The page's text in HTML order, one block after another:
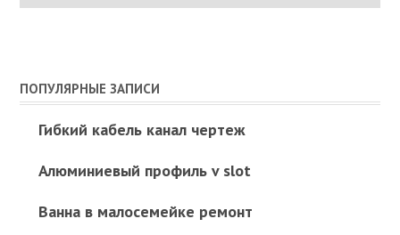
ПОПУЛЯРНЫЕ ЗАПИСИ
Гибкий кабель канал чертеж
Алюминиевый профиль v slot
Ванна в малосемейке ремонт